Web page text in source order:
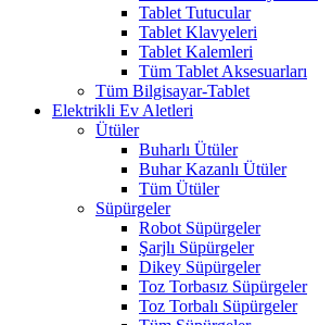
Tablet Tutucular
Tablet Klavyeleri
Tablet Kalemleri
Tüm Tablet Aksesuarları
Tüm Bilgisayar-Tablet
Elektrikli Ev Aletleri
Ütüler
Buharlı Ütüler
Buhar Kazanlı Ütüler
Tüm Ütüler
Süpürgeler
Robot Süpürgeler
Şarjlı Süpürgeler
Dikey Süpürgeler
Toz Torbasız Süpürgeler
Toz Torbalı Süpürgeler